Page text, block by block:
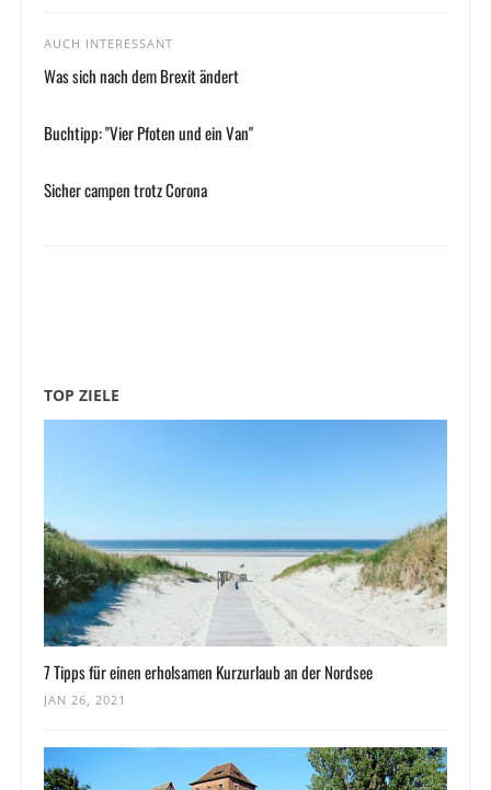
AUCH INTERESSANT
Was sich nach dem Brexit ändert
Buchtipp: "Vier Pfoten und ein Van"
Sicher campen trotz Corona
TOP ZIELE
7 Tipps für einen erholsamen Kurzurlaub an der Nordsee
JAN 26, 2021